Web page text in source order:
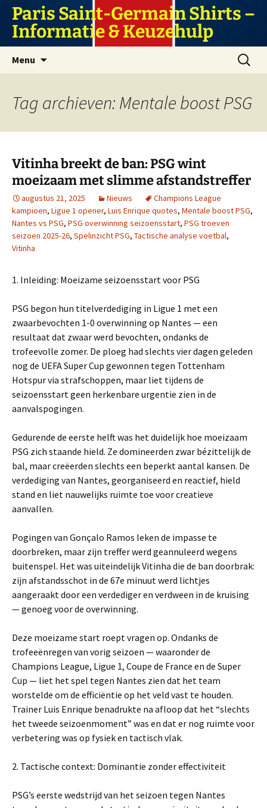
naar
inhoud
Paris Saint-Germain Shirts –
Informatie & Keuzehulp
Menu
Zoeken
naar:
Tag archieven: Mentale boost PSG
Vitinha breekt de ban: PSG wint
moeizaam met slimme afstandstreffer
augustus 21, 2025 Nieuws
Champions League
kampioen, Ligue 1 opener, Luis Enrique quotes, Mentale boost PSG,
Nantes vs PSG, PSG overwinning seizoensstart, PSG troeven
seizoen 2025-26, Spelinzicht PSG, Tactische analyse voetbal,
Vitinha
1. Inleiding: Moeizame seizoensstart voor PSG
PSG begon hun titelverdediging in Ligue 1 met een
zwaarbevochten 1-0 overwinning op Nantes — een
resultaat dat zwaar werd bevochten, ondanks de
trofeevolle zomer. De ploeg had slechts vier dagen geleden
nog de UEFA Super Cup gewonnen tegen Tottenham
Hotspur via strafschoppen, maar liet tijdens de
seizoensstart geen herkenbare urgentie zien in de
aanvalspogingen.
Gedurende de eerste helft was het duidelijk hoe moeizaam
PSG zich staande hield. Ze domineerden zwar bézittelijk de
bal, maar creëerden slechts een beperkt aantal kansen. De
verdediging van Nantes, georganiseerd en reactief, hield
stand en liet nauwelijks ruimte toe voor creatieve
aanvallen.
Pogingen van Gonçalo Ramos leken de impasse te
doorbreken, maar zijn treffer werd geannuleerd wegens
buitenspel. Het was uiteindelijk Vitinha die de ban doorbrak:
zijn afstandsschot in de 67e minuut werd lichtjes
aangeraakt door een verdediger en verdween in de kruising
— genoeg voor de overwinning.
Deze moeizame start roept vragen op. Ondanks de
trofeeënregen van vorig seizoen — waaronder de
Champions League, Ligue 1, Coupe de France en de Super
Cup — liet het spel tegen Nantes zien dat het team
worstelde om de efficiëntie op het veld vast te houden.
Trainer Luis Enrique benadrukte na afloop dat het “slechts
het tweede seizoenmoment” was en dat er nog ruimte voor
verbetering was op fysiek en tactisch vlak.
2. Tactische context: Dominantie zonder effectiviteit
PSG’s eerste wedstrijd van het seizoen tegen Nantes